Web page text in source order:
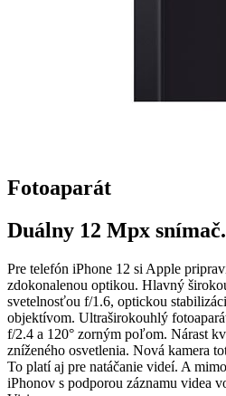
Fotoaparát
Duálny 12 Mpx snímač.
Pre telefón iPhone 12 si Apple
zdokonalenou optikou. Hlavný
svetelnosťou f/1.6, optickou
objektívom. Ultraširokouhlý
f/2.4 a 120° zorným poľom. Nárast
zníženého osvetlenia. Nová kamera
To platí aj pre natáčanie videí. A
iPhonov s podporou záznamu videa